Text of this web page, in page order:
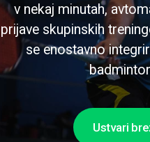
v nekaj minutah,
prijave skupinskih
se enostavno
Ustvari